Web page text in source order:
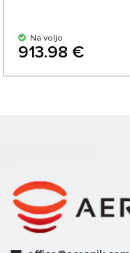
Na voljo
913.98 €